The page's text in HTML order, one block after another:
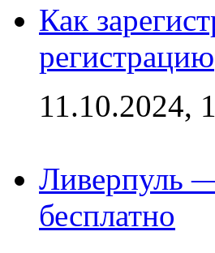
Как
регистрацию
11.10.2024,
Ливерпуль
бесплатно